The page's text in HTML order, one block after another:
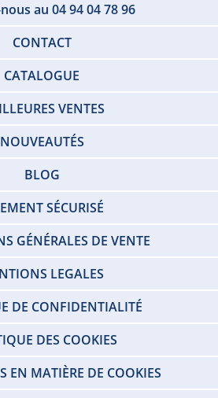
au 04 94 04 78 96
CONTACT
CATALOGUE
VENTES
NOUVEAUTÉS
BLOG
SÉCURISÉ
GÉNÉRALES DE VENTE
LEGALES
DE CONFIDENTIALITÉ
DES COOKIES
EN MATIÈRE DE COOKIES